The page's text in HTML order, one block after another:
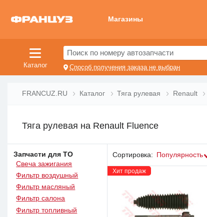
Магазины
Каталог
Поиск по номеру автозапчасти
Способ получения заказа не выбран
FRANCUZ.RU Каталог Тяга рулевая Renault
Тяга рулевая на Renault Fluence
Запчасти для ТО
Свеча зажигания
Фильтр воздушный
Фильтр масляный
Фильтр салона
Фильтр топливный
Сортировка: Популярность
Хит продаж